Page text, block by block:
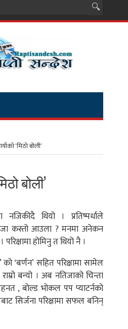
‘मिठो बोली’
बोली’
नजिकीदै थियो । प्रतिष्पर्धाले
कस्तो आउला ? मनमा अनेकन
होमिनु त थियो नै ।
को ‘बर्णन’ सहित परिक्षामा सामेल
बन्यो । अब नतिजाको चिन्ता
, बोल्ड भोकल पप प्याटर्नको
सिर्जना परिक्षामा सफल बनिन्